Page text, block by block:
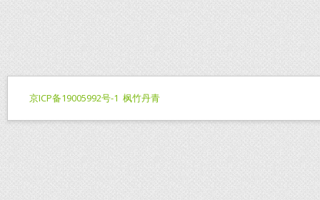
京ICP备19005992号-1 枫竹丹青